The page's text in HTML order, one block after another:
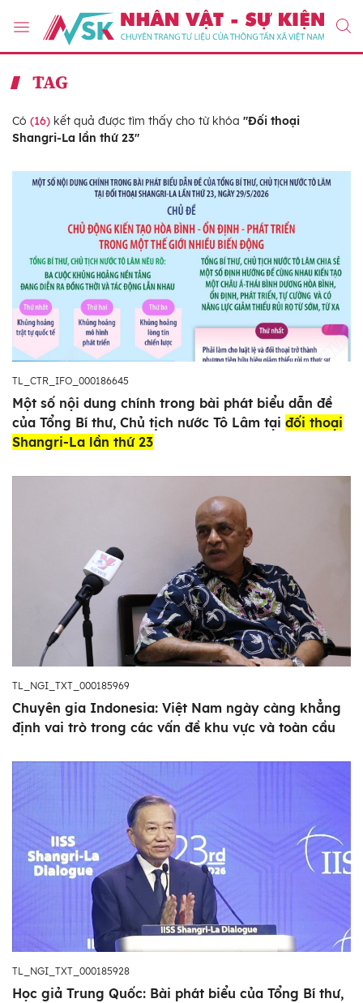
TAG
Có (16) kết quả được tìm thấy cho từ khóa "Đối thoại
Shangri-La lần thứ 23"
TL_CTR_IFO_000186645
Một số nội dung chính trong bài phát biểu dẫn đề
của Tổng Bí thư, Chủ tịch nước Tô Lâm tại đối thoại
Shangri-La lần thứ 23
TL_NGI_TXT_000185969
Chuyên gia Indonesia: Việt Nam ngày càng khẳng
định vai trò trong các vấn đề khu vực và toàn cầu
TL_NGI_TXT_000185928
Học giả Trung Quốc: Bài phát biểu của Tổng Bí thư,